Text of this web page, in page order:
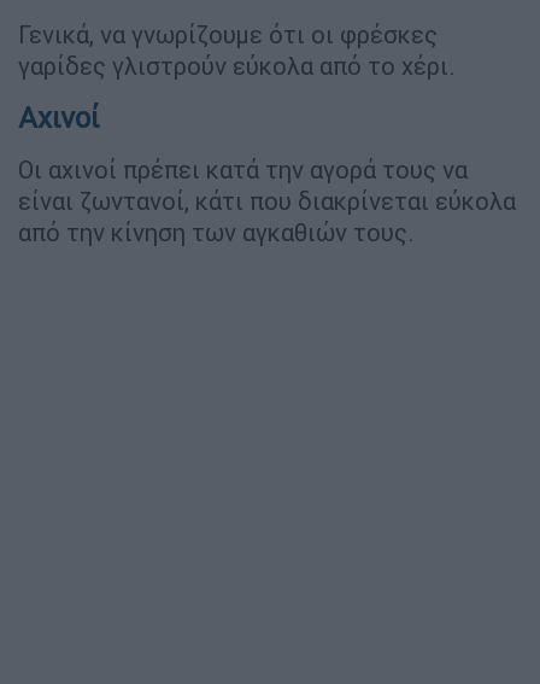
Γενικά, να γνωρίζουμε ότι οι φρέσκες
γαρίδες γλιστρούν εύκολα από το χέρι.
Αχινοί
Οι αχινοί πρέπει κατά την αγορά τους να
είναι ζωντανοί, κάτι που διακρίνεται εύκολα
από την κίνηση των αγκαθιών τους.